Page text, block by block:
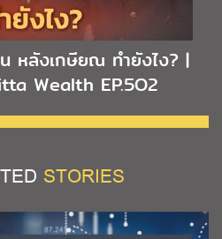
หลังเกษียณ ทำยังไง? |
Wealth EP.5O2
STORIES